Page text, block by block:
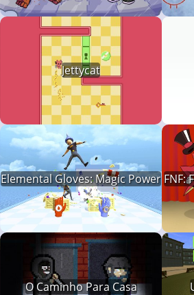
Jettycat
Elemental Gloves: Magic PowerFNF:
O Caminho Para Casa